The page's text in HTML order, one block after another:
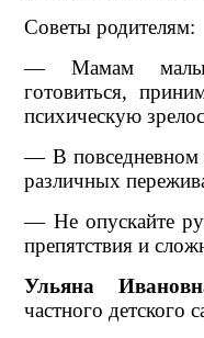
Советы родителям:
— Мамам
готовиться,
психическую
— В повседневном
различных
— Не опускайте
препятствия и
Ульяна
частного детского